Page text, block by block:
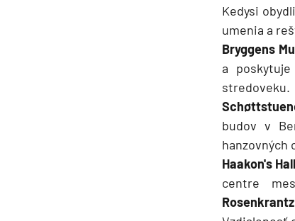
Kedysi
umenia a
Bryggens
a
stredoveku.
budov v
hanzovných
Haakon's Hall
centre
Rosenkrantz